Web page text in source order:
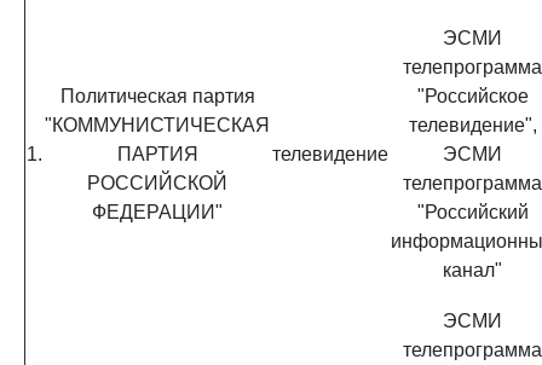
1.
Политическая партия
"КОММУНИСТИЧЕСКАЯ
ПАРТИЯ
РОССИЙСКОЙ
ФЕДЕРАЦИИ"
телевидение
ЭСМИ
телепрограмма
"Российское
телевидение",
ЭСМИ
телепрограмма
"Российский
канал"
ЭСМИ
телепрограмма